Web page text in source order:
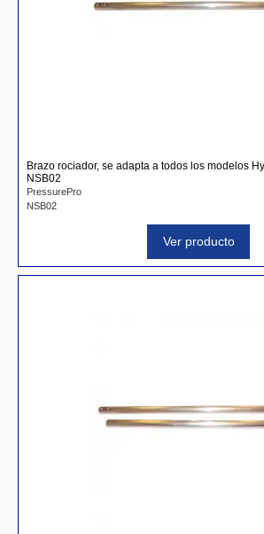
Brazo rociador, se adapta a todos los modelos
NSB02
PressurePro
NSB02
Ver producto